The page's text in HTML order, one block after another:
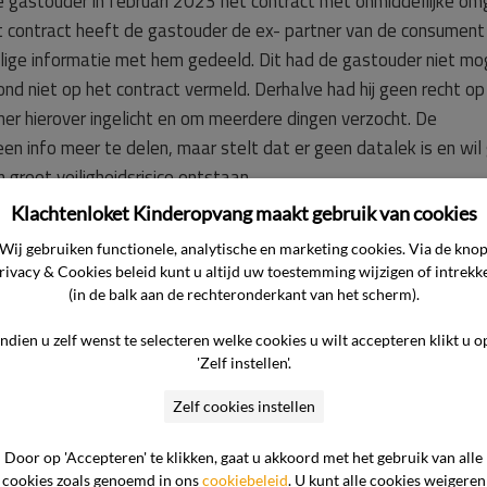
heeft de gastouder de ex- partner van de consument
informatie met hem gedeeld. Dit had de gastouder niet
niet op het contract vermeld. Derhalve had hij geen recht op
hierover ingelicht en om meerdere dingen verzocht. De
info meer te delen, maar stelt dat er geen datalek is en wil
groot veiligheidsrisico ontstaan.
de commissie naar de overgelegde stukken. In de kern komt
consument verlangde. Zo heeft de ondernemer op verzoek
praktijk IH graag contact met haar wil.
Klachtenloket Kinderopvang maakt gebruik van cookies
Wij gebruiken functionele, analytische en marketing cookies. Via de knop
& Cookies beleid kunt u altijd uw toestemming wijzigen of
(in de balk aan de rechteronderkant van het scherm).
u zelf wenst te selecteren welke cookies u wilt accepteren klikt u
'Zelf instellen'.
Zelf cookies instellen
Door op 'Accepteren' te klikken, gaat u akkoord met het gebruik van alle
cookies zoals genoemd in onscookiebeleid. U kunt alle cookies weigeren